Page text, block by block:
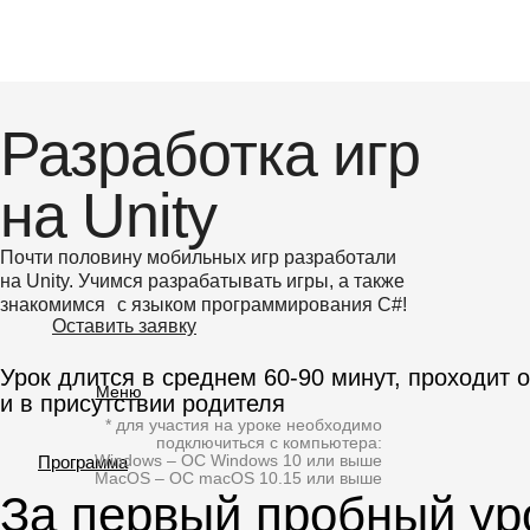
Разработка игр
на Unity
Почти половину мобильных игр разработали
на Unity. Учимся разрабатывать игры, а также
знакомимся с языком программирования C#!
Оставить заявку
Меню
Программа
Урок длится в среднем 60-90 минут, проходит
и в присутствии родителя
* для участия на уроке необходимо
подключиться с компьютера:
Windows – ОС Windows 10 или выше
MacOS – ОС macOS 10.15 или выше
За первый пробный